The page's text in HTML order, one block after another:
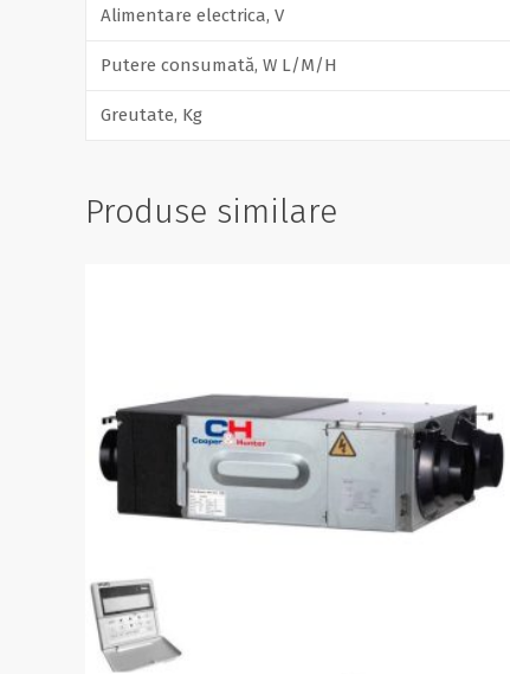
Alimentare electrica, V
Putere consumată, W L/M/H
Greutate, Kg
Produse similare